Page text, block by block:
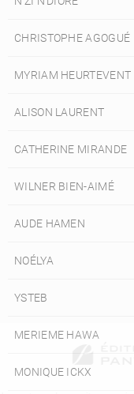
CHRISTOPHE AGOGUÉ
MYRIAM HEURTEVENT
ALISON LAURENT
CATHERINE MIRANDE
WILNER BIEN-AIMÉ
AUDE HAMEN
NOÉLYA
YSTEB
MERIEME HAWA
MONIQUE ICKX